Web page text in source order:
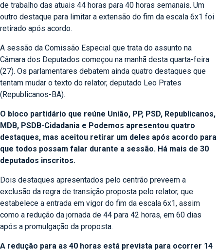
de trabalho das atuais 44 horas para 40 horas semanais. Um
outro destaque para limitar a extensão do fim da escala 6x1 foi
retirado após acordo.
A sessão da Comissão Especial que trata do assunto na
Câmara dos Deputados começou na manhã desta quarta-feira
(27). Os parlamentares debatem ainda quatro destaques que
tentam mudar o texto do relator, deputado Leo Prates
(Republicanos-BA).
O bloco partidário que reúne União, PP, PSD, Republicanos,
MDB, PSDB-Cidadania e Podemos apresentou quatro
destaques, mas aceitou retirar um deles após acordo para
que todos possam falar durante a sessão. Há mais de 30
deputados inscritos.
Dois destaques apresentados pelo centrão preveem a
exclusão da regra de transição proposta pelo relator, que
estabelece a entrada em vigor do fim da escala 6x1, assim
como a redução da jornada de 44 para 42 horas, em 60 dias
após a promulgação da proposta.
A redução para as 40 horas está prevista para ocorrer 14